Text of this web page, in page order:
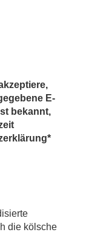
E-
bekannt,
die kölsche